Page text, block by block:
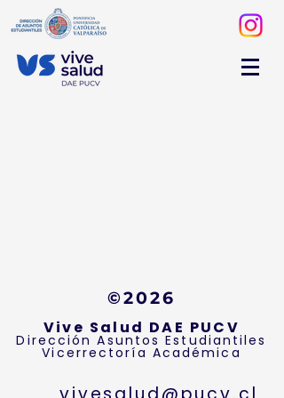
©2026
Vive Salud DAE PUCV
Dirección Asuntos Estudiantiles
Vicerrectoría Académica